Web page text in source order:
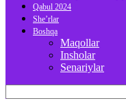
Qabul 2024
She’rlar
Boshqa
Maqollar
Insholar
Senariylar